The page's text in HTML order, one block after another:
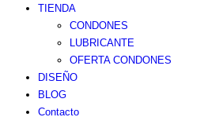
TIENDA
CONDONES
LUBRICANTE
OFERTA CONDONES
DISEÑO
BLOG
Contacto